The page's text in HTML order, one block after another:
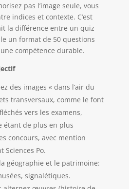
pas l’image seule, vous
indices et contexte. C’est
la différence entre un quiz
un format de 50 questions
compétence durable.
des images « dans l’air du
transversaux, comme le font
vers les examens,
étant de plus en plus
concours, avec mention
Sciences Po.
géographie et le patrimoine:
signalétiques.